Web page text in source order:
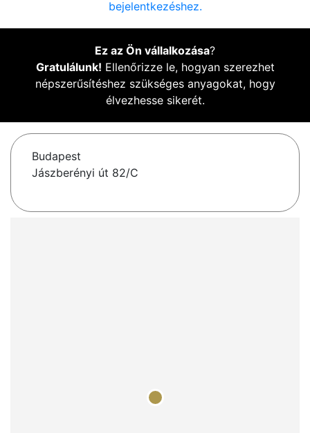
bejelentkezéshez.
Ez az Ön vállalkozása?
Gratulálunk! Ellenőrizze le, hogyan szerezhet
népszerűsítéshez szükséges anyagokat, hogy
élvezhesse sikerét.
Budapest
Jászberényi út 82/C